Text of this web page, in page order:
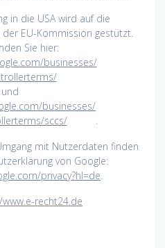
in die USA wird auf die
EU-Kommission gestützt.
Sie hier:
businesses/
und
businesses/
sccs/
mit Nutzerdaten finden
von Google:
privacy?hl=de
recht24.de